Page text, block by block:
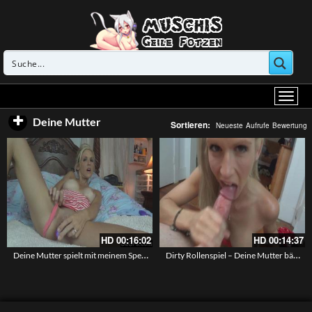
Deine Mutter Sortieren: Neueste Aufrufe Bewertung
HD 00:16:02
Deine Mutter spielt mit meinem Sperma – Der Motherfucker
HD00:14:37
Dirty Rollenspiel – Deine Mutter bäst wie eine Göttin